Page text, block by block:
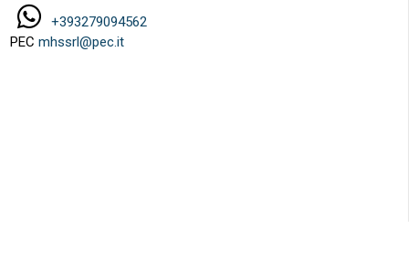
+393279094562
PECmhssrl@pec.it